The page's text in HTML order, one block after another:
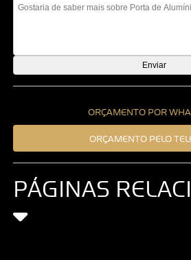
ORÇAMENTO POR
ORÇAMENTO PELO
PÁGINAS